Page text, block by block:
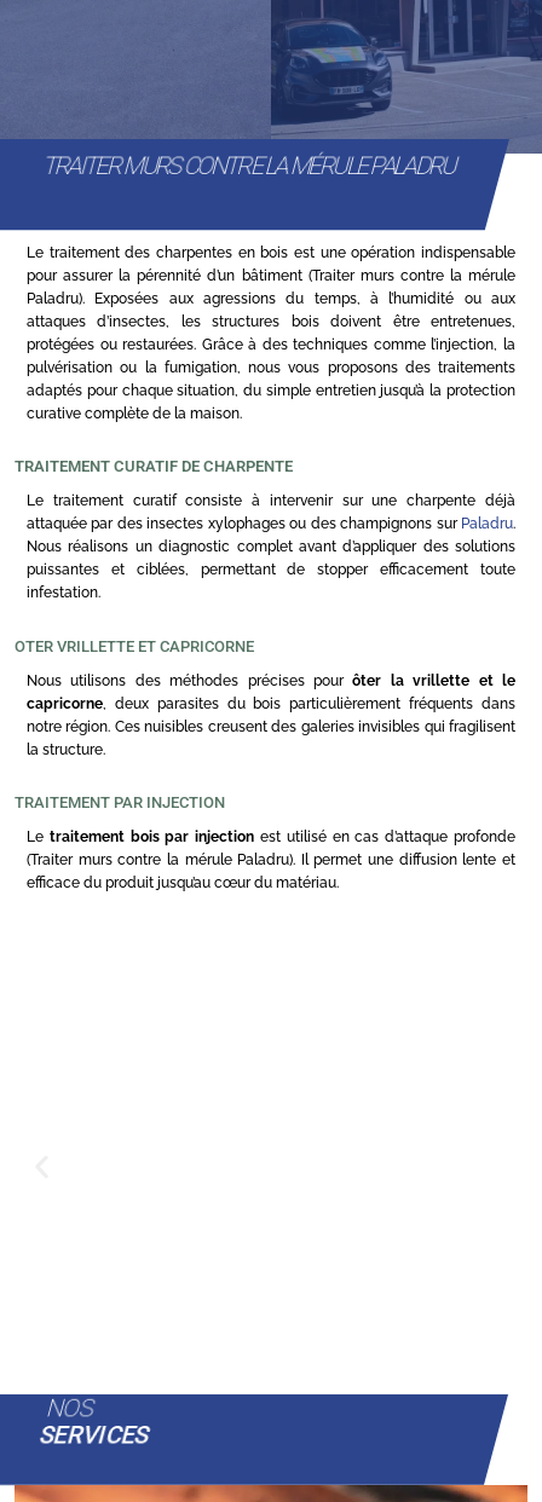
TRAITER MURS CONTRE LA MÉRULE PALADRU
Le traitement des charpentes en bois est une opération indispensable
pour assurer la pérennité d’un bâtiment (Traiter murs contre la mérule
Paladru). Exposées aux agressions du temps, à l’humidité ou aux
attaques d’insectes, les structures bois doivent être entretenues,
protégées ou restaurées. Grâce à des techniques comme l’injection, la
pulvérisation ou la fumigation, nous vous proposons des traitements
adaptés pour chaque situation, du simple entretien jusqu’à la protection
curative complète de la maison.
TRAITEMENT CURATIF DE CHARPENTE
Le traitement curatif consiste à intervenir sur une charpente déjà
attaquée par des insectes xylophages ou des champignons sur Paladru.
Nous réalisons un diagnostic complet avant d’appliquer des solutions
puissantes et ciblées, permettant de stopper efficacement toute
infestation.
OTER VRILLETTE ET CAPRICORNE
Nous utilisons des méthodes précises pourôter la vrillette et le
capricorne , deux parasites du bois particulièrement fréquents dans
notre région. Ces nuisibles creusent des galeries invisibles qui fragilisent
la structure.
TRAITEMENT PAR INJECTION
Le traitement bois par injection est utilisé en cas d’attaque profonde
(Traiter murs contre la mérule Paladru). Il permet une diffusion lente et
efficace du produit jusqu’au cœur du matériau.
NOS
SERVICES